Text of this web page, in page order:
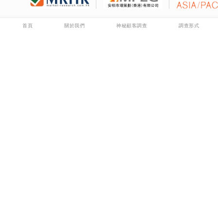
首頁 關於我們 神秘顧客調查 調查形式